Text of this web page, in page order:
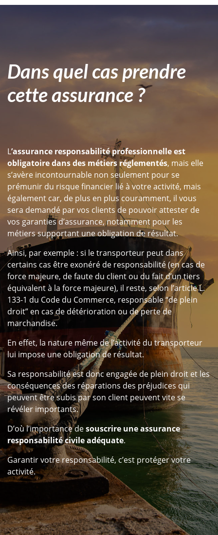
Dans quel cas prendre
cette assurance ?
L’assurance responsabilité professionnelle est
obligatoire dans des métiers réglementés, mais elle
s’avère incontournable non seulement pour se
prémunir du risque financier lié à votre activité, mais
également car, de plus en plus couramment, il vous
sera demandé par vos clients de pouvoir attester de
vos garanties d’assurance, notamment pour les
métiers supportant une obligation de résultat.
Ainsi, par exemple : si le transporteur peut dans
certains cas être exonéré de responsabilité (en cas de
force majeure, de faute du client ou du fait d’un tiers
équivalent à la force majeure), il reste, selon l’article L.
133-1 du Code du Commerce, responsable “de plein
droit” en cas de détérioration ou de perte de
marchandise.
En effet, la nature même de l’activité du transporteur
lui impose une obligation de résultat.
Sa responsabilité est donc engagée de plein droit et les
conséquences des réparations des préjudices qui
peuvent être subis par son client peuvent vite se
révéler importants.
D’où l’importance desouscrire uneassurance
responsabilité civile adéquate.
Garantir votre responsabilité, c’est protéger votre
activité.